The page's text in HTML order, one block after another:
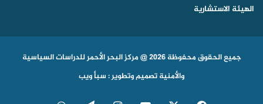
الهيئة الاستشارية
جميع الحقوق محفوظة 2026 @ مركز البحر الأحمر للدراسات السياسية
والأمنيةتصميم وتطوير : سبأ ويب